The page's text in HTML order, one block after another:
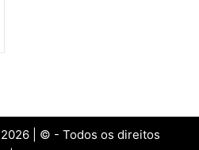
| © - Todos os direitos